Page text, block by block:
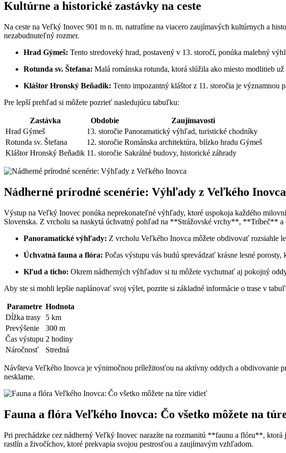
Kultúrne a historické zastávky ⁢na⁤ ceste
Na ceste na Veľký Inovec‍ 901 m ⁢n. ​m. natrafíme na viacero zaujímavých⁣ kultúrnych a
nezabudnuteľný rozmer.
Hrad Gýmeš: ⁢Tento stredoveký ​hrad, postavený v 13. storočí, ‍ponúka malebný
Rotunda⁢ sv. Štefana: ‌Malá románska rotunda, ktorá slúžila ako miesto modlitieb
Kláštor Hronský ​Beňadik: ​Tento impozantný‌ kláštor‍ z⁢ 11.​ storočia je
Pre ⁣lepší prehľad si ⁤môžete pozrieť nasledujúcu tabuľku:
Zastávka Obdobie
Zaujímavosti
Hrad Gýmeš
13. storočie Panoramatický výhľad, turistické‌ chodníky
Rotunda sv.⁢ Štefana
12. storočie Románska architektúra, blízko hradu Gýmeš
Kláštor‍ Hronský⁣ Beňadik 11. storočie Sakrálné ‍budovy,⁣ historické záhrady
Nádherné prírodné scenérie: Výhľady z Veľkého Inovca
Výstup na Veľký Inovec ⁣ponúka ⁢neprekonateľné výhľady, ktoré⁣ uspokoja každého⁢
Slovenska. Z ⁤vrcholu sa naskytá‌ úchvatný pohľad na **Strážovské ⁣vrchy**,⁢ **Tríbeč** a⁣
Panoramatické výhľady: Z vrcholu Veľkého Inovca môžete obdivovať rozsiahle
Úchvatná ​fauna a flóra: ‌Počas výstupu vás ⁤budú sprevádzať krásne lesné​
Kľud a ticho: ⁣Okrem nádherných výhľadov si‌ tu môžete vychutnať ​aj pokojný​
Aby ‍ste‍ si mohli lepšie⁤ naplánovať svoj výlet, pozrite si základné⁤ informácie o trase ⁣v
Parametre Hodnota
Dĺžka ​trasy
5 km
Prevýšenie
300‌ m
Čas výstupu 2 hodiny
Náročnosť
Stredná
Návšteva Veľkého ​Inovca je výnimočnou ⁤príležitosťou na aktívny ‌oddych ⁣a ⁤obdivovanie
⁤nesklame.
Fauna a ​flóra ‌Veľkého Inovca: Čo všetko môžete na
Pri prechádzke cez nádherný Veľký ‍Inovec narazíte na rozmanitú **faunu a flóru**,
rastlín a živočíchov, ktoré​ prekvapia svojou pestrosťou a ​zaujímavým vzhľadom.